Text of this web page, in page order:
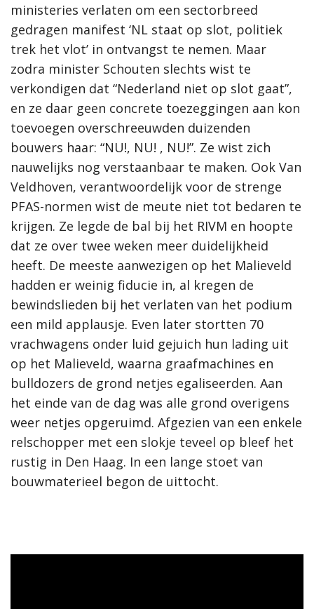
ministeries verlaten om een sectorbreed
gedragen manifest ‘NL staat op slot, politiek
trek het vlot’ in ontvangst te nemen. Maar
zodra minister Schouten slechts wist te
verkondigen dat “Nederland niet op slot gaat”,
en ze daar geen concrete toezeggingen aan kon
toevoegen overschreeuwden duizenden
bouwers haar: “NU!, NU! , NU!”. Ze wist zich
nauwelijks nog verstaanbaar te maken. Ook Van
Veldhoven, verantwoordelijk voor de strenge
PFAS-normen wist de meute niet tot bedaren te
krijgen. Ze legde de bal bij het RIVM en hoopte
dat ze over twee weken meer duidelijkheid
heeft. De meeste aanwezigen op het Malieveld
hadden er weinig fiducie in, al kregen de
bewindslieden bij het verlaten van het podium
een mild applausje. Even later stortten 70
vrachwagens onder luid gejuich hun lading uit
op het Malieveld, waarna graafmachines en
bulldozers de grond netjes egaliseerden. Aan
het einde van de dag was alle grond overigens
weer netjes opgeruimd. Afgezien van een enkele
relschopper met een slokje teveel op bleef het
rustig in Den Haag. In een lange stoet van
bouwmaterieel begon de uittocht.